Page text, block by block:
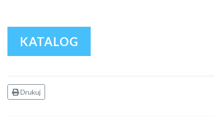
KATALOG
Drukuj